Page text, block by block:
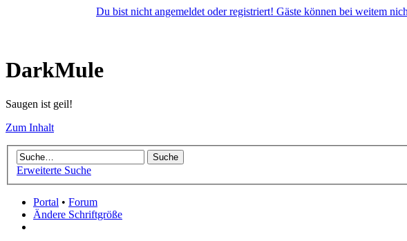
Du bist nicht angemeldet oder registriert! Gäste können bei weitem
DarkMule
Saugen ist geil!
Zum Inhalt
Erweiterte Suche
Portal • Forum
Ändere Schriftgröße